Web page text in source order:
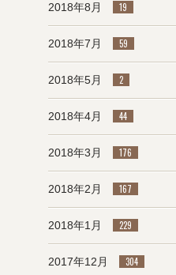
2018年8月 19
2018年7月 59
2018年5月 2
2018年4月 44
2018年3月 176
2018年2月 167
2018年1月 229
2017年12月 304